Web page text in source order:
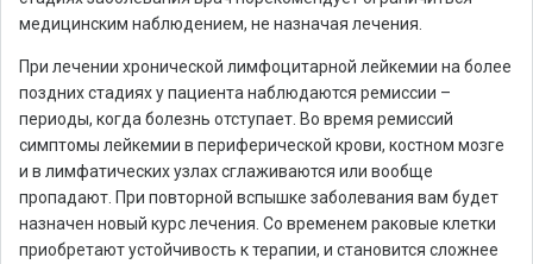
медицинским наблюдением, не назначая лечения.
При лечении хронической лимфоцитарной лейкемии на более
поздних стадиях у пациента наблюдаются ремиссии –
периоды, когда болезнь отступает. Во время ремиссий
симптомы лейкемии в периферической крови, костном мозге
и в лимфатических узлах сглаживаются или вообще
пропадают. При повторной вспышке заболевания вам будет
назначен новый курс лечения. Со временем раковые клетки
приобретают устойчивость к терапии, и становится сложнее